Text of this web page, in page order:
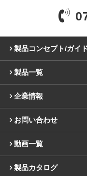
製品コンセプト/ガイ
製品一覧
企業情報
お問い合わせ
動画一覧
製品カタログ